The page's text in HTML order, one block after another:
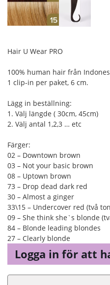
Hair U Wear PRO
100% human hair från
1 clip-in per paket, 6 cm.
Lägg in beställning:
1. Välj längde ( 30cm, 45cm)
2. Välj antal 1,2,3 … etc
Färger:
02 – Downtown brown
03 – Not your basic brown
08 – Uptown brown
73 – Drop dead dark red
30 – Almost a ginger
33\15 – Undercover red (två
09 – She think she`s blonde
84 – Blonde leading blondes
27 – Clearly blonde
Logga in för att